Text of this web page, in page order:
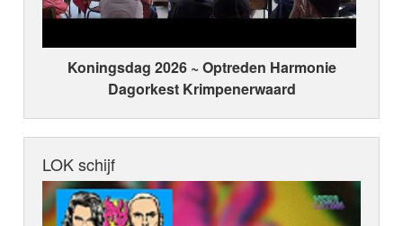
Koningsdag 2026 ~ Optreden Harmonie
Dagorkest Krimpenerwaard
LOK schijf